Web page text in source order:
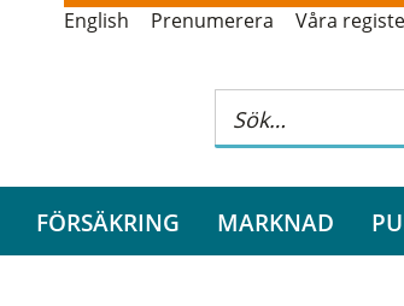
English Prenumerera Våra
FÖRSÄKRING MARKNAD